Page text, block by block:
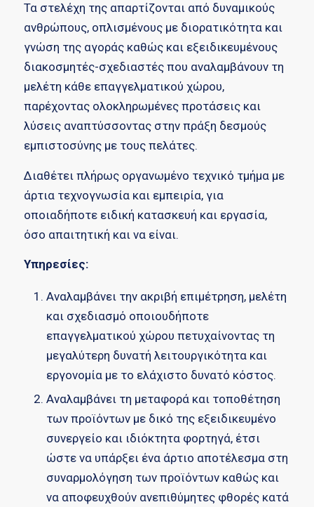
Τα στελέχη της απαρτίζονται από δυναμικούς
ανθρώπους, οπλισμένους με διορατικότητα και
γνώση της αγοράς καθώς και εξειδικευμένους
διακοσμητές-σχεδιαστές που αναλαμβάνουν τη
μελέτη κάθε επαγγελματικού χώρου,
παρέχοντας ολοκληρωμένες προτάσεις και
λύσεις αναπτύσσοντας στην πράξη δεσμούς
εμπιστοσύνης με τους πελάτες.
Διαθέτει πλήρως οργανωμένο τεχνικό τμήμα με
άρτια τεχνογνωσία και εμπειρία, για
οποιαδήποτε ειδική κατασκευή και εργασία,
όσο απαιτητική και να είναι.
Υπηρεσίες:
Αναλαμβάνει την ακριβή επιμέτρηση, μελέτη
και σχεδιασμό οποιουδήποτε
επαγγελματικού χώρου πετυχαίνοντας τη
μεγαλύτερη δυνατή λειτουργικότητα και
εργονομία με το ελάχιστο δυνατό κόστος.
Αναλαμβάνει τη μεταφορά και τοποθέτηση
των προϊόντων με δικό της εξειδικευμένο
συνεργείο και ιδιόκτητα φορτηγά, έτσι
ώστε να υπάρξει ένα άρτιο αποτέλεσμα στη
συναρμολόγηση των προϊόντων καθώς και
να αποφευχθούν ανεπιθύμητες φθορές κατά